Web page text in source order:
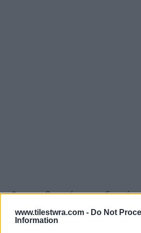
www.tilestwra.com - Do Not
Information
3ον και βασικότερο η
το Άγιο #Πάσχα… Πώς είναι
συγκρίνεται το Πάσχα με